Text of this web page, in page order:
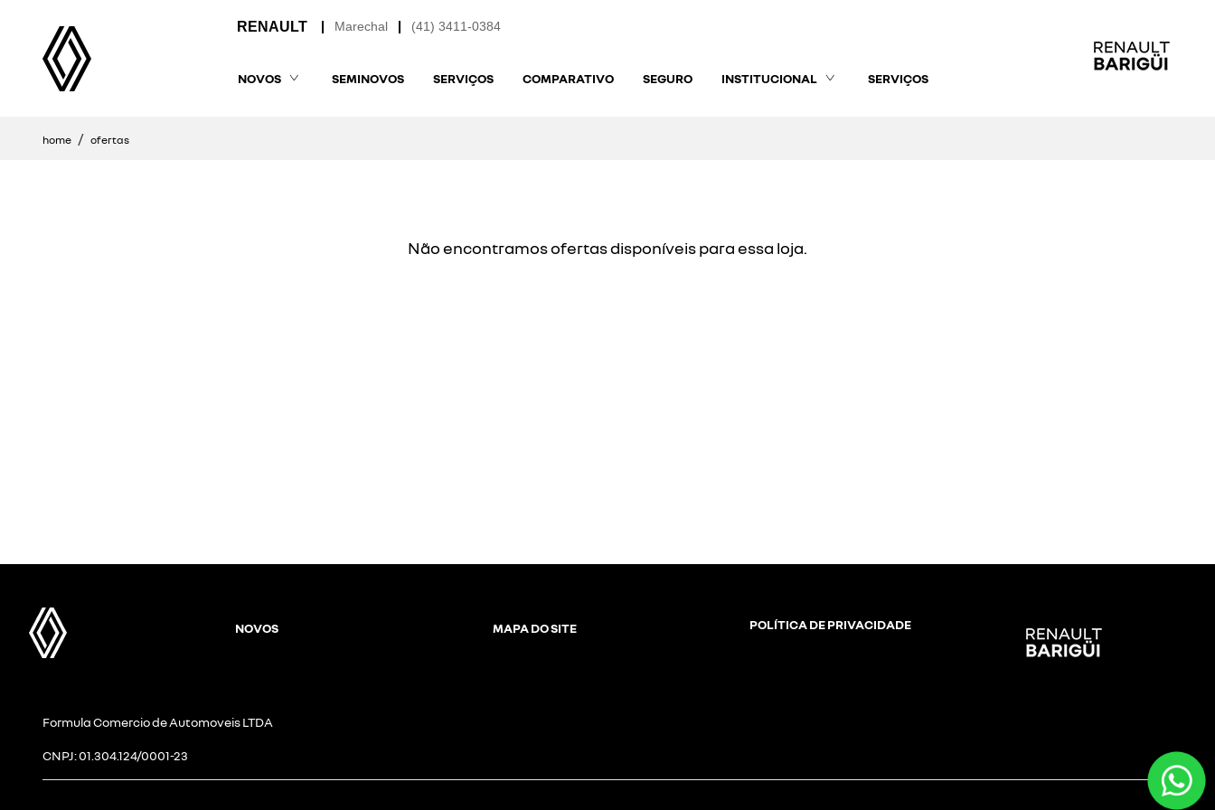
(41) 3411-0384
Marechal
NOVOS SEMINOVOS SERVIÇOS COMPARATIVO SEGURO INSTITUCIONAL SERVIÇOS
home ofertas
Não encontramos ofertas disponíveis para essa loja.
NOVOS MAPA DO SITE POLÍTICA DE PRIVACIDADE
Formula Comercio de Automoveis LTDA
CNPJ: 01.304.124/0001-23